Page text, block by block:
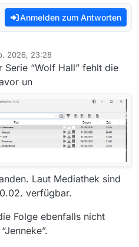
Anmelden zum Antworten
2026, 23:28
“Wolf Hall” fehlt die
un
Laut Mediathek sind
verfügbar.
Folge ebenfalls nicht